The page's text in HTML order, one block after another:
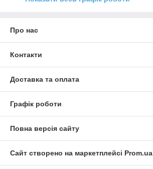
Про нас
Контакти
Доставка та оплата
Графік роботи
Повна версія сайту
Сайт створено на маркетплейсі Prom.ua